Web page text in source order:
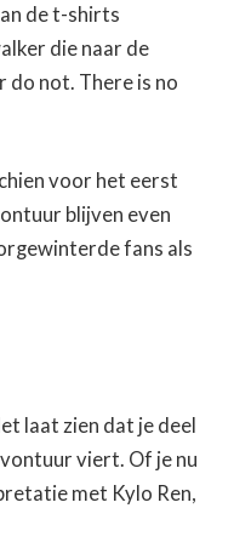
de t-shirts
die naar de
do not. There is no
voor het eerst
blijven even
fans als
laat zien dat je deel
viert. Of je nu
met Kylo Ren,